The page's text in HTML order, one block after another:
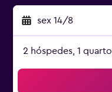
sex 14/8
2 hóspedes, 1 quarto